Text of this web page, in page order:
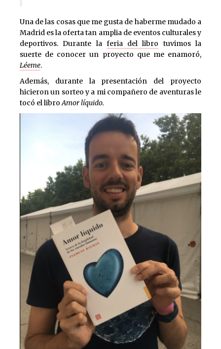
Una de las cosas que me gusta de haberme mudado a
Madrid es la oferta tan amplia de eventos culturales y
deportivos. Durante la feria del libro tuvimos la
suerte de conocer un proyecto que me enamoró,
Léeme.
Además, durante la presentación del proyecto
hicieron un sorteo y a mi compañero de aventuras le
tocó el libroAmor líquido.